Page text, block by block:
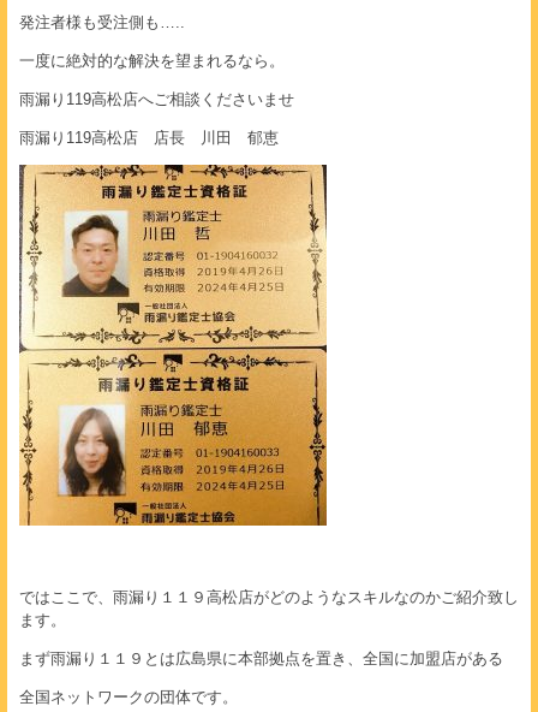
発注者様も受注側も…..
一度に絶対的な解決を望まれるなら。
雨漏り119高松店へご相談くださいませ
雨漏り119高松店 店長 川田 郁恵
ではここで、雨漏り１１９高松店がどのようなスキルなのかご紹介致し
ます。
まず雨漏り１１９とは広島県に本部拠点を置き、全国に加盟店がある
全国ネットワークの団体です。